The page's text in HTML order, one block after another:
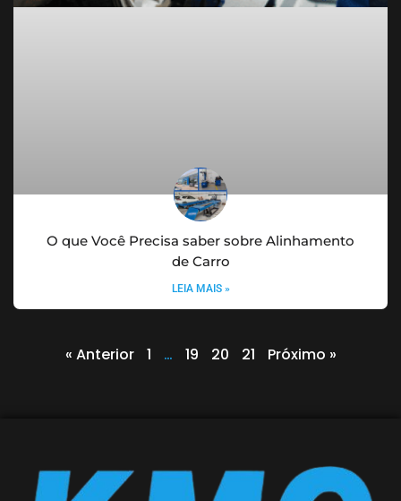
O que Você Precisa saber sobre Alinhamento
de Carro
LEIA MAIS »
« Anterior 1 … 19 20 21 Próximo »